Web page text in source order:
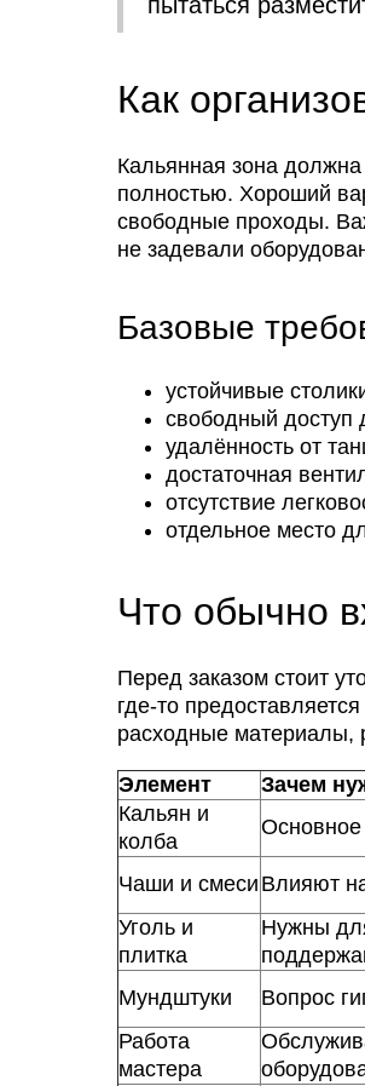
Как
Кальянная зона
полностью. Хороший
свободные проходы.
не задевали
Базовые
устойчивые
свободный доступ
удалённость от
достаточная
отсутствие
отдельное место
Что обычно
Перед заказом стоит
где-то
расходные материалы,
Элемент Зачем
Кальян и
колба
Основное
Чаши и смеси Влияют
Уголь и
плитка
Нужны
Мундштуки Вопрос
Работа
мастера